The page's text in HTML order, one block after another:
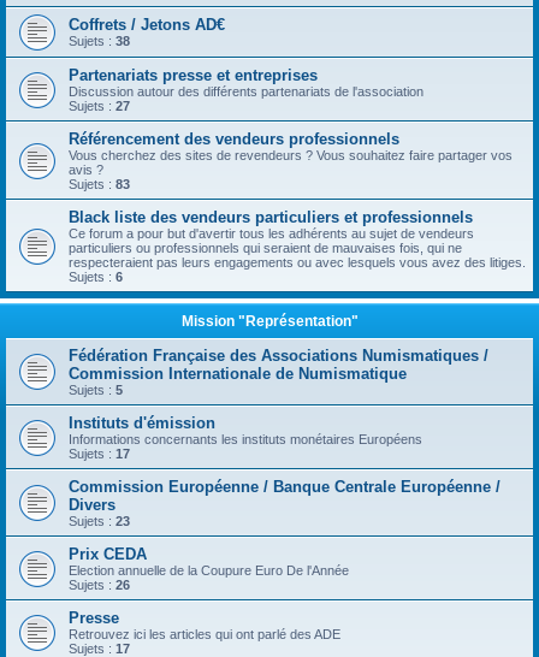
Coffrets / Jetons AD€
Sujets : 38
Partenariats presse et entreprises
Discussion autour des différents partenariats de l'association
Sujets : 27
Référencement des vendeurs professionnels
Vous cherchez des sites de revendeurs ? Vous souhaitez faire partager vos
avis ?
Sujets : 83
Black liste des vendeurs particuliers et professionnels
Ce forum a pour but d'avertir tous les adhérents au sujet de vendeurs
particuliers ou professionnels qui seraient de mauvaises fois, qui ne
respecteraient pas leurs engagements ou avec lesquels vous avez des litiges.
Sujets : 6
Mission "Représentation"
Fédération Française des Associations Numismatiques /
Commission Internationale de Numismatique
Sujets : 5
Instituts d'émission
Informations concernants les instituts monétaires Européens
Sujets : 17
Commission Européenne / Banque Centrale Européenne /
Divers
Sujets : 23
Prix CEDA
Election annuelle de la Coupure Euro De l'Année
Sujets : 26
Presse
Retrouvez ici les articles qui ont parlé des ADE
Sujets : 17